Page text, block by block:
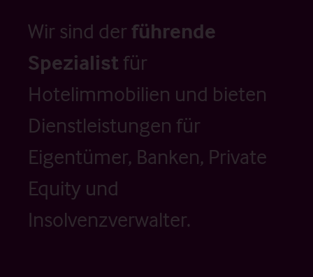
Wir sind der führende
Spezialistfür
Hotelimmobilien und bieten
Dienstleistungen für
Eigentümer, Banken, Private
Equity und
Insolvenzverwalter.